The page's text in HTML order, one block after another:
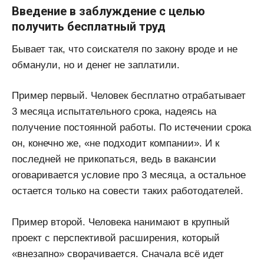
Введение в заблуждение с целью
получить бесплатный труд
Бывает так, что соискателя по закону вроде и не
обманули, но и денег не заплатили.
Пример первый. Человек бесплатно отрабатывает
3 месяца испытательного срока, надеясь на
получение постоянной работы. По истечении срока
он, конечно же, «не подходит компании». И к
последней не прикопаться, ведь в вакансии
оговаривается условие про 3 месяца, а остальное
остается только на совести таких работодателей.
Пример второй. Человека нанимают в крупный
проект с перспективой расширения, который
«внезапно» сворачивается. Сначала всё идет